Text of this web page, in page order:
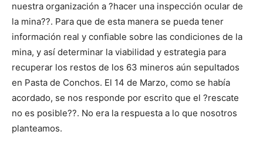
nuestra organización a ?hacer una inspección ocular de
la mina??. Para que de esta manera se pueda tener
información real y confiable sobre las condiciones de la
mina, y así determinar la viabilidad y estrategia para
recuperar los restos de los 63 mineros aún sepultados
en Pasta de Conchos. El 14 de Marzo, como se había
acordado, se nos responde por escrito que el ?rescate
no es posible??. No era la respuesta a lo que nosotros
planteamos.